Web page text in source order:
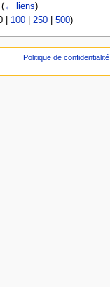
(← liens)
| 100| 250| 500)
Politique de confidentialité